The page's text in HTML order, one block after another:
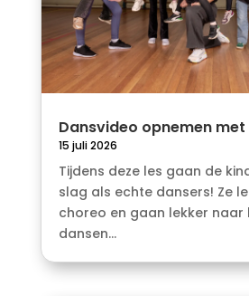
Dansvideo opnemen met
15 juli 2026
Tijdens deze les gaan de
slag als echte dansers! Ze
choreo en gaan lekker naar
dansen...